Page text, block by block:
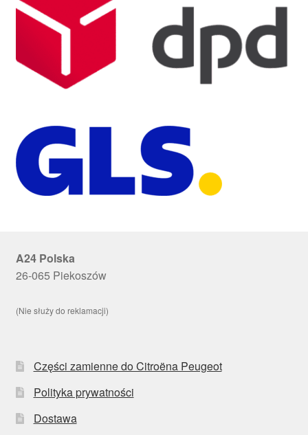
A24 Polska
26-065 Piekoszów
(Nie służy do reklamacji)
Części zamienne do Citroëna Peugeot
Polityka prywatności
Dostawa